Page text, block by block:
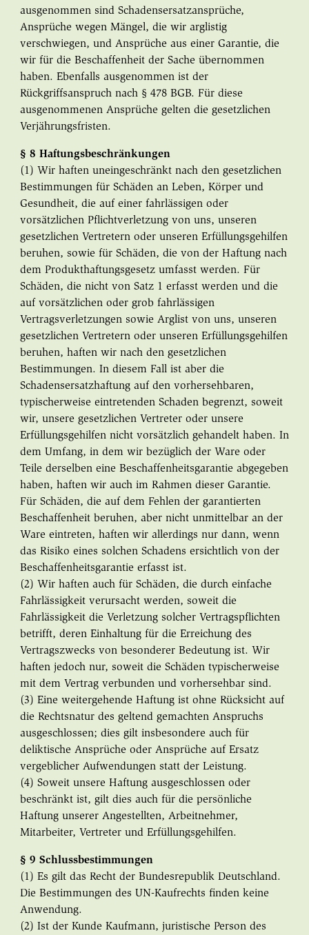
ausgenommen sind Schadensersatzansprüche,
Ansprüche wegen Mängel, die wir arglistig
verschwiegen, und Ansprüche aus einer Garantie, die
wir für die Beschaffenheit der Sache übernommen
haben. Ebenfalls ausgenommen ist der
Rückgriffsanspruch nach § 478 BGB. Für diese
ausgenommenen Ansprüche gelten die gesetzlichen
Verjährungsfristen.
§ 8 Haftungsbeschränkungen
(1) Wir haften uneingeschränkt nach den gesetzlichen
Bestimmungen für Schäden an Leben, Körper und
Gesundheit, die auf einer fahrlässigen oder
vorsätzlichen Pflichtverletzung von uns, unseren
gesetzlichen Vertretern oder unseren Erfüllungsgehilfen
beruhen, sowie für Schäden, die von der Haftung nach
dem Produkthaftungsgesetz umfasst werden. Für
Schäden, die nicht von Satz 1 erfasst werden und die
auf vorsätzlichen oder grob fahrlässigen
Vertragsverletzungen sowie Arglist von uns, unseren
gesetzlichen Vertretern oder unseren Erfüllungsgehilfen
beruhen, haften wir nach den gesetzlichen
Bestimmungen. In diesem Fall ist aber die
Schadensersatzhaftung auf den vorhersehbaren,
typischerweise eintretenden Schaden begrenzt, soweit
wir, unsere gesetzlichen Vertreter oder unsere
Erfüllungsgehilfen nicht vorsätzlich gehandelt haben. In
dem Umfang, in dem wir bezüglich der Ware oder
Teile derselben eine Beschaffenheitsgarantie abgegeben
haben, haften wir auch im Rahmen dieser Garantie.
Für Schäden, die auf dem Fehlen der garantierten
Beschaffenheit beruhen, aber nicht unmittelbar an der
Ware eintreten, haften wir allerdings nur dann, wenn
das Risiko eines solchen Schadens ersichtlich von der
Beschaffenheitsgarantie erfasst ist.
(2) Wir haften auch für Schäden, die durch einfache
Fahrlässigkeit verursacht werden, soweit die
Fahrlässigkeit die Verletzung solcher Vertragspflichten
betrifft, deren Einhaltung für die Erreichung des
Vertragszwecks von besonderer Bedeutung ist. Wir
haften jedoch nur, soweit die Schäden typischerweise
mit dem Vertrag verbunden und vorhersehbar sind.
(3) Eine weitergehende Haftung ist ohne Rücksicht auf
die Rechtsnatur des geltend gemachten Anspruchs
ausgeschlossen; dies gilt insbesondere auch für
deliktische Ansprüche oder Ansprüche auf Ersatz
vergeblicher Aufwendungen statt der Leistung.
(4) Soweit unsere Haftung ausgeschlossen oder
beschränkt ist, gilt dies auch für die persönliche
Haftung unserer Angestellten, Arbeitnehmer,
Mitarbeiter, Vertreter und Erfüllungsgehilfen.
§ 9 Schlussbestimmungen
(1) Es gilt das Recht der Bundesrepublik Deutschland.
Die Bestimmungen des UN-Kaufrechts finden keine
Anwendung.
(2) Ist der Kunde Kaufmann, juristische Person des